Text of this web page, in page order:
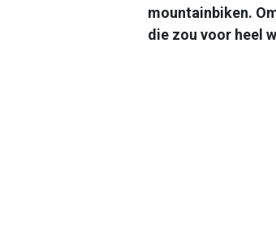
mountainbiken.
die zou voor heel